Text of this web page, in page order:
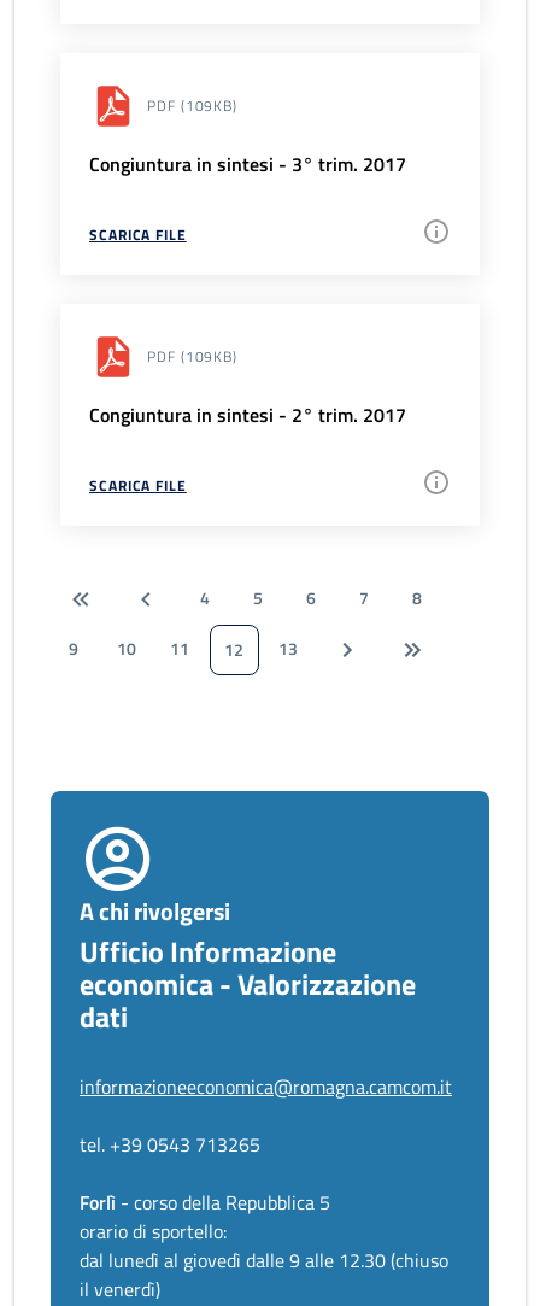
PDF (109KB)
Congiuntura in sintesi - 3° trim. 2017
SCARICA FILE
PDF (109KB)
Congiuntura in sintesi - 2° trim. 2017
SCARICA FILE
4 5 6 7
8
9
10 11 12 13
A chi rivolgersi
Ufficio Informazione
economica - Valorizzazione
dati
informazioneeconomica@romagna.camcom.it
tel. +39 0543 713265
Forlì - corso della Repubblica 5
orario di sportello:
dal lunedì al giovedì dalle 9 alle 12.30 (chiuso
il venerdì)